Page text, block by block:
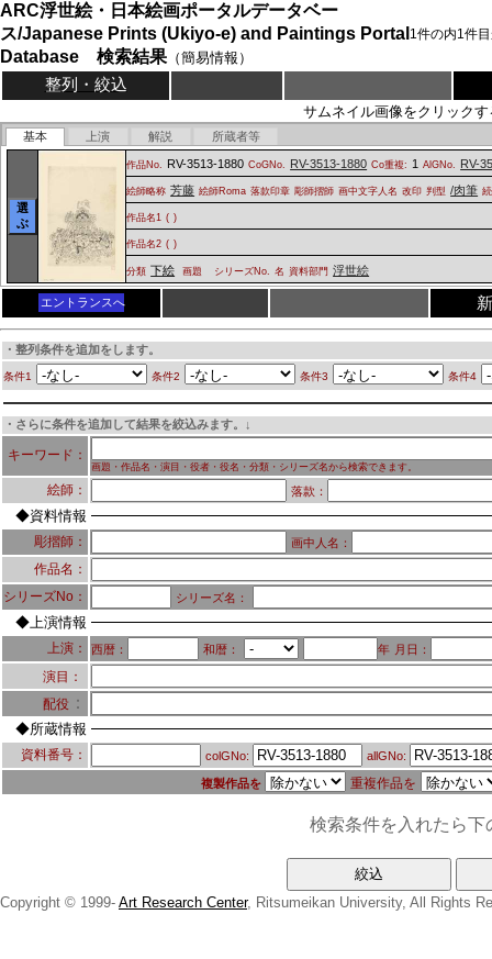
ARC浮世絵・日本絵画ポータルデータベー
ス/Japanese Prints (Ukiyo-e) and Paintings Portal
Database 検索結果（簡易情報）
1件の内1件
整列・絞込
サムネイル画像をクリック
基本 上演 解説 所蔵者等
選
ぶ
作品No. RV-3513-1880 CoGNo. RV-3513-1880 Co重複: 1 AlGNo. RV-
絵師略称 芳藤 絵師Roma 落款印章 彫師摺師 画中文字人名 改印 判型 /肉筆
作品名1 ( )
作品名2 ( )
分類 下絵 画題 シリーズNo. 名 資料部門 浮世絵
エントランスへ
・整列条件を追加をします。
条件1 条件2 条件3 条件4
・さらに条件を追加して結果を絞込みます。↓
キーワード：
画題・作品名・演目・役者・役名・分類・シリーズ名から検索できます。
絵師： 落款：
◆資料情報
彫摺師： 画中人名：
作品名：
シリーズNo：
シリーズ名：
◆上演情報
上演： 西暦： 和暦： 年 月日：
演目：
配役 ：
◆所蔵情報
資料番号： colGNo: allGNo:
複製作品を 重複作品を
検索条件を入れたら
Copyright © 1999- Art Research Center, Ritsumeikan University, All Rights